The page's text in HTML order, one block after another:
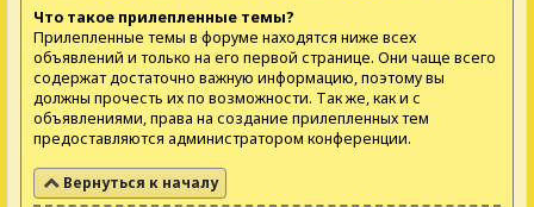
Что такое прилепленные темы?
Прилепленные темы в форуме находятся ниже всех
объявлений и только на его первой странице. Они чаще всего
содержат достаточно важную информацию, поэтому вы
должны прочесть их по возможности. Так же, как и с
объявлениями, права на создание прилепленных тем
предоставляются администратором конференции.
Вернуться к началу